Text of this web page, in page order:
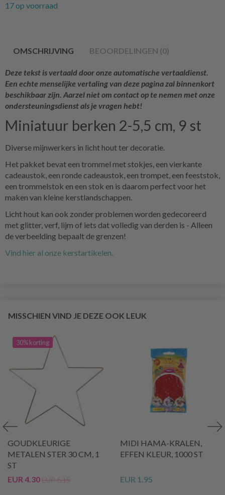
17 op voorraad
OMSCHRIJVING BEOORDELINGEN (0)
Deze tekst is vertaald door onze automatische vertaaldienst.
Een echte menselijke vertaling van deze pagina zal binnenkort
beschikbaar zijn. Aarzel niet om contact op te nemen met onze
ondersteuningsdienst als je vragen hebt!
Miniatuur berken 2-5,5 cm, 9 st
Diverse mijnwerkers in licht hout ter decoratie.
Het pakket bevat een trommel met stokjes, een vierkante
cadeaustok, een ronde cadeaustok, een trompet, een feeststok,
een trommelstok en een stok en is daarom perfect voor het
maken van kleine kerstlandschappen.
Licht hout kan ook zonder problemen worden gedecoreerd
met glitter, verf, lijm of iets dat volledig van derden is - Alleen
de verbeelding bepaalt de grenzen!
Vind hier al onze kerstartikelen.
MISSCHIEN VIND JE DEZE OOK LEUK
30% korting
GOUDKLEURIGE
METALEN STER 30 CM, 1
ST
EUR 4.30EUR 6.15
MIDI HAMA-KRALEN,
EFFEN KLEUR, 1000 ST
EUR 1.95